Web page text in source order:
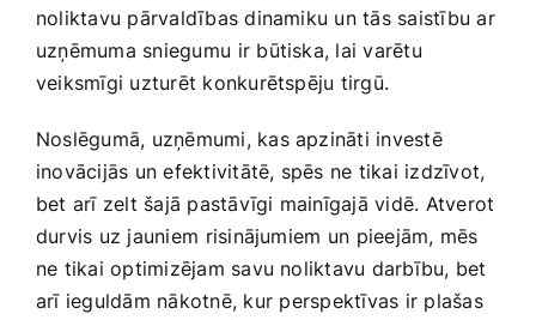
noliktavu pārvaldības dinamiku un tās saistību ar
uzņēmuma sniegumu⁤ ir būtiska, lai varētu
veiksmīgi uzturēt konkurētspēju tirgū.
Noslēgumā, uzņēmumi, kas apzināti investē
inovācijās un efektivitātē, spēs ne tikai izdzīvot,
bet arī zelt šajā pastāvīgi mainīgajā vidē. Atverot
durvis uz jauniem⁣ risinājumiem ⁢un pieejām, mēs
ne tikai optimizējam savu‌ noliktavu darbību, bet
arī ieguldām nākotnē, kur⁢ perspektīvas‍ ir plašas